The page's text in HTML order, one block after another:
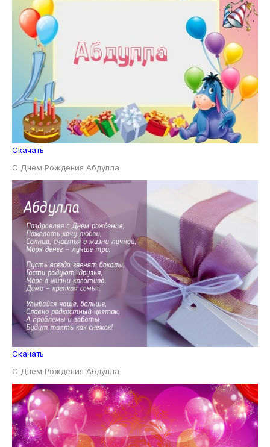
Скачать
С Днем Рождения Абдулла
Скачать
С Днем Рождения Абдулла